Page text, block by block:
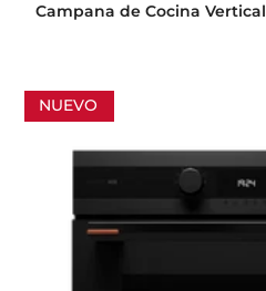
Campana de Cocina Vertical
NUEVO